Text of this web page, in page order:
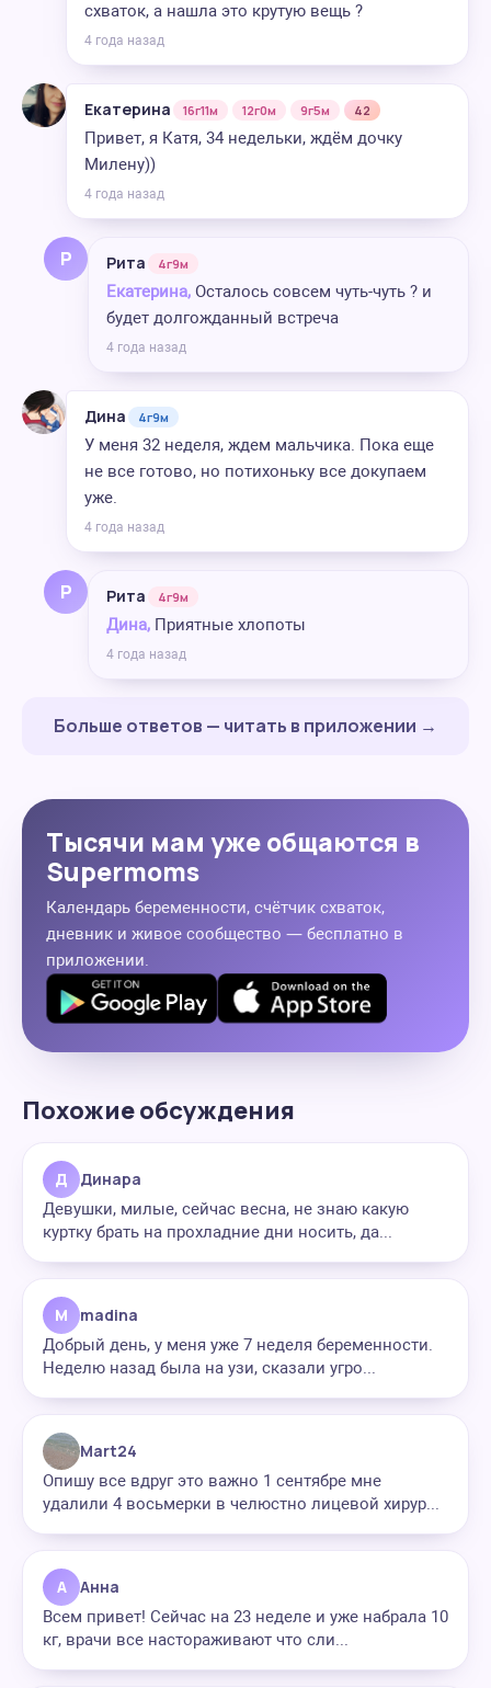
схваток, а нашла это крутую вещь ?
4 года назад
Екатерина 16г11м 12г0м 9г5м 42
Привет, я Катя, 34 недельки, ждём дочку
Милену))
4 года назад
Р Рита 4г9м
Екатерина, Осталось совсем чуть-чуть ? и
будет долгожданный встреча
4 года назад
Дина 4г9м
У меня 32 неделя, ждем мальчика. Пока еще
не все готово, но потихоньку все докупаем
уже.
4 года назад
Р Рита 4г9м
Дина, Приятные хлопоты
4 года назад
Больше ответов — читать в приложении →
Тысячи мам уже общаются в
Supermoms
Календарь беременности, счётчик схваток,
дневник и живое сообщество — бесплатно в
приложении.
Похожие обсуждения
Д Динара
Девушки, милые, сейчас весна, не знаю какую
куртку брать на прохладние дни носить, да...
M madina
Добрый день, у меня уже 7 неделя беременности.
Неделю назад была на узи, сказали угро...
Mart24
Опишу все вдруг это важно 1 сентябре мне
удалили 4 восьмерки в челюстно лицевой хирур...
А Анна
Всем привет! Сейчас на 23 неделе и уже набрала 10
кг, врачи все настораживают что сли...